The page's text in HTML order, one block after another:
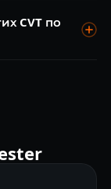
CVT по